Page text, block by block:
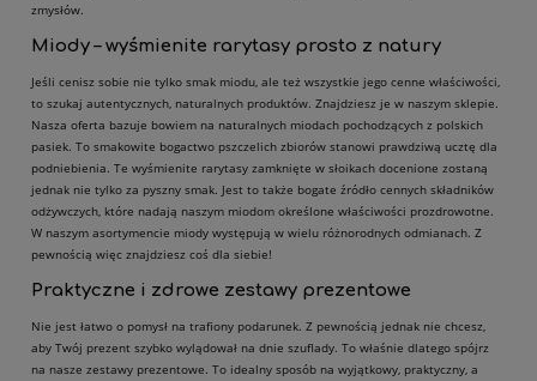
zmysłów.
Miody – wyśmienite rarytasy prosto z natury
Jeśli cenisz sobie nie tylko smak miodu, ale też wszystkie jego cenne właściwości,
to szukaj autentycznych, naturalnych produktów. Znajdziesz je w naszym sklepie.
Nasza oferta bazuje bowiem na naturalnych miodach pochodzących z polskich
pasiek. To smakowite bogactwo pszczelich zbiorów stanowi prawdziwą ucztę dla
podniebienia. Te wyśmienite rarytasy zamknięte w słoikach docenione zostaną
jednak nie tylko za pyszny smak. Jest to także bogate źródło cennych składników
odżywczych, które nadają naszym miodom określone właściwości prozdrowotne.
W naszym asortymencie miody występują w wielu różnorodnych odmianach. Z
pewnością więc znajdziesz coś dla siebie!
Praktyczne i zdrowe zestawy prezentowe
Nie jest łatwo o pomysł na trafiony podarunek. Z pewnością jednak nie chcesz,
aby Twój prezent szybko wylądował na dnie szuflady. To właśnie dlatego spójrz
na nasze zestawy prezentowe. To idealny sposób na wyjątkowy, praktyczny, a